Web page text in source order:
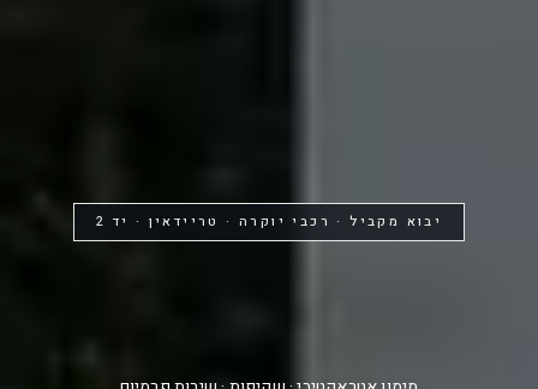
יבוא מקביל · רכבי יוקרה · טריידאין · יד 2
יכול להתגשם